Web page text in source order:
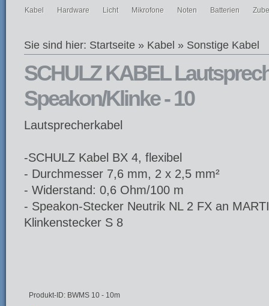
Kabel Hardware Licht Mikrofone Noten Batterien
Sie sind hier: Startseite » Kabel » Sonstige Kabel
SCHULZ KABEL
Speakon/Klinke - 10
Lautsprecherkabel
-SCHULZ Kabel BX 4, flexibel
- Durchmesser 7,6 mm, 2 x 2,5 mm²
- Widerstand: 0,6 Ohm/100 m
- Speakon-Stecker Neutrik NL 2 FX an
Klinkenstecker S 8
Produkt-ID: BWMS 10 - 10m